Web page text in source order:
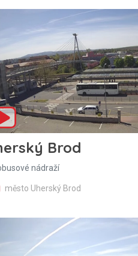
Brod
nádraží
město Uherský Brod